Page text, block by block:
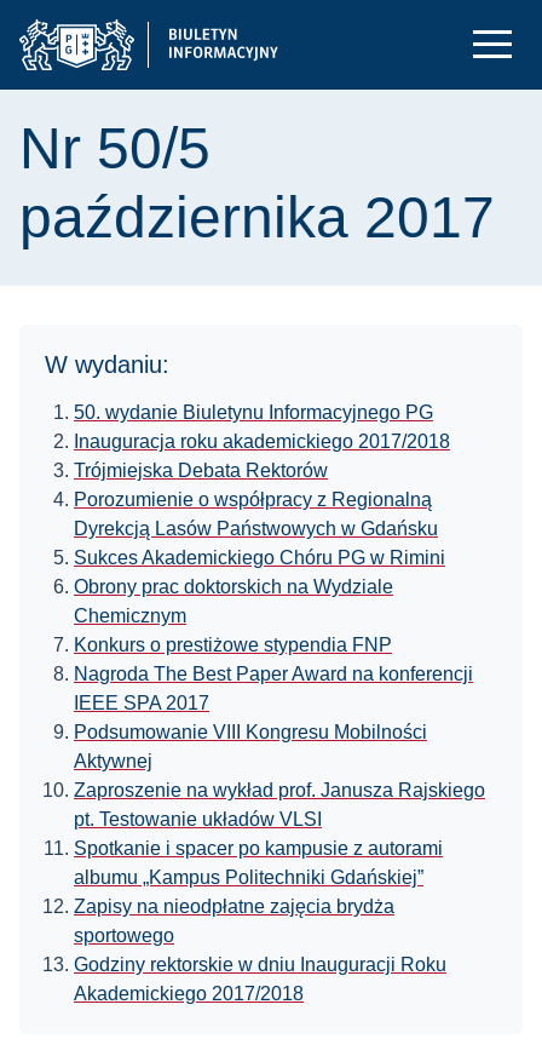
Nr 50/5
października 2017
W wydaniu:
50. wydanie Biuletynu Informacyjnego PG
Inauguracja roku akademickiego 2017/2018
Trójmiejska Debata Rektorów
Porozumienie o współpracy z Regionalną
Dyrekcją Lasów Państwowych w Gdańsku
Sukces Akademickiego Chóru PG w Rimini
Obrony prac doktorskich na Wydziale
Chemicznym
Konkurs o prestiżowe stypendia FNP
Nagroda The Best Paper Award na konferencji
IEEE SPA 2017
Podsumowanie VIII Kongresu Mobilności
Aktywnej
Zaproszenie na wykład prof. Janusza Rajskiego
pt. Testowanie układów VLSI
Spotkanie i spacer po kampusie z autorami
albumu „Kampus Politechniki Gdańskiej”
Zapisy na nieodpłatne zajęcia brydża
sportowego
Godziny rektorskie w dniu Inauguracji Roku
Akademickiego 2017/2018